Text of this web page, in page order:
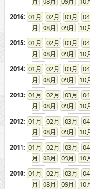
2016: 01 02 03 04
08
09 10
2015: 01 02 03 04
08
09 10
2014: 01 02 03 04
08
09 10
2013: 01 02 03 04
08
09 10
2012: 01 02 03 04
08
09 10
2011: 01 02 03 04
08
09 10
2010: 01 02 03 04
08
09 10